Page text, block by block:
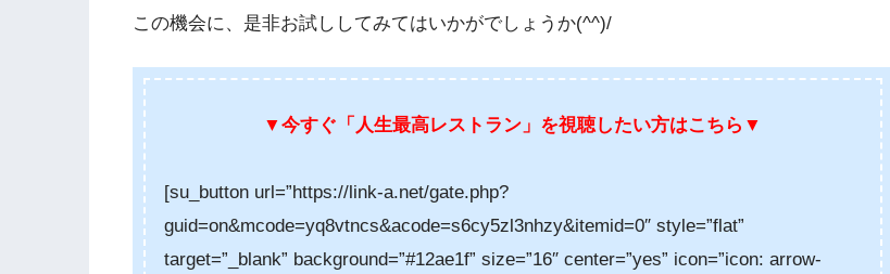
この機会に、是非お試ししてみてはいかがでしょうか(^^)/
▼今すぐ「人生最高レストラン」を視聴したい方はこちら▼
[su_button url=”https://link-a.net/gate.php?
guid=on&mcode=yq8vtncs&acode=s6cy5zl3nhzy&itemid=0″ style=”flat”
target=”_blank” background=”#12ae1f” size=”16″ center=”yes” icon=”icon: arrow-